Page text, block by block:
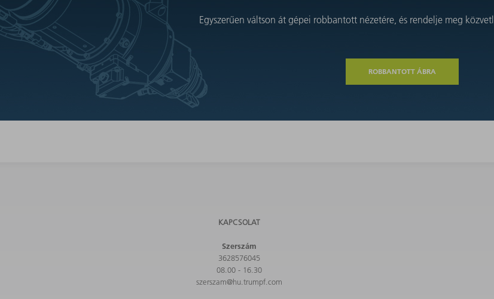
Egyszerűen váltson át gépei robbantott nézetére, és rendelje meg
ROBBANTOTT ÁBRA
KAPCSOLAT
Szerszám
3628576045
08.00 - 16.30
szerszam@hu.trumpf.com